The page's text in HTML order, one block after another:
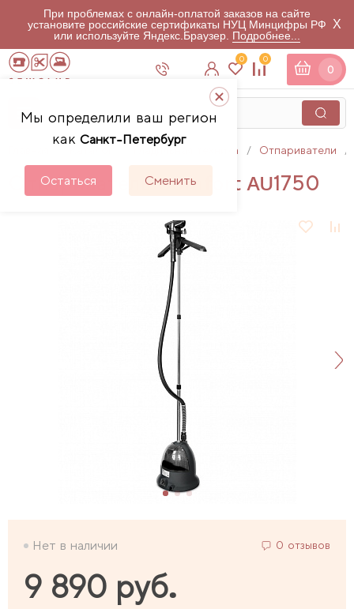
При проблемах с онлайн-оплатой заказов на сайте
установите российские сертификаты НУЦ Минцифры РФ
или используйте Яндекс.Браузер. Подробнее...
X
Мы определили ваш регион
как Санкт-Петербург
Остаться Сменить
0 0
0
Гладильная техника Отпариватели
Отпариватель Comfort AU1750
Нет в наличии 0 отзывов
9 890 руб.